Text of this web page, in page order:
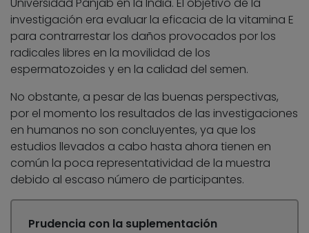
investigación era evaluar la eficacia de la vitamina E
para contrarrestar los daños provocados por los
radicales libres en la movilidad de los
espermatozoides y en la calidad del semen.
No obstante, a pesar de las buenas perspectivas,
por el momento los resultados de las investigaciones
en humanos no son concluyentes, ya que los
estudios llevados a cabo hasta ahora tienen en
común la poca representatividad de la muestra
debido al escaso número de participantes.
Prudencia con la suplementación